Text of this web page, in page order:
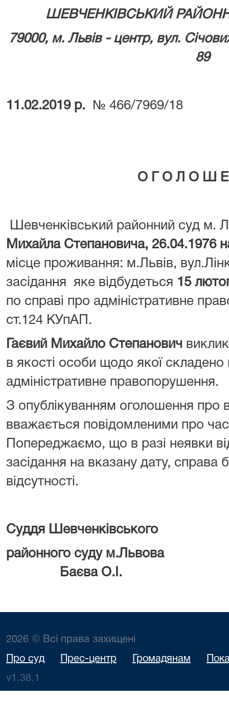
ШЕВЧЕНКІВСЬКИЙ
79000, м. Львів - центр, вул.
89
11.02.2019 р. № 466/7969/18
О Г О Л О Ш
Шевченківський районний суд м.
Михайла Степановича, 26.04.1976
місце проживання: м.Львів,
засідання яке відбудеться 15
по справі про адміністративне
ст.124 КУпАП.
Гаєвий Михайло Степанович
в якості особи щодо якої
адміністративне правопорушення.
З опублікуванням оголошення про
вважається повідомленими про
Попереджаємо, що в разі неявки
засідання на вказану дату, справа
відсутності.
Суддя Шевченківського
районного суду
Баєва О.І.
2026 © Всі права захищені
Про суд Прес-центр Громадянам
v1.38.1